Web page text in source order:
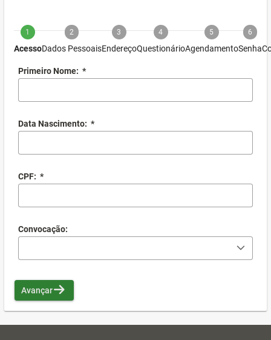
1
Acesso
2
Dados Pessoais
3
Endereço
4
Questionário
5
Agendamento
6
Senha
Primeiro Nome: *
Data Nascimento: *
CPF: *
Convocação:
Avançar